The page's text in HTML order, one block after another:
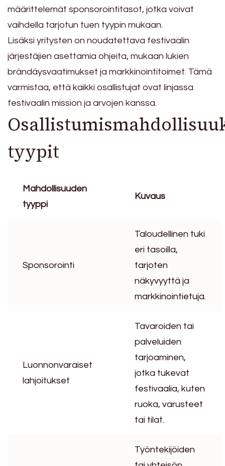
määrittelemät sponsorointitasot, jotka voivat
vaihdella tarjotun tuen tyypin mukaan.
Lisäksi yritysten on noudatettava festivaalin
järjestäjien asettamia ohjeita, mukaan lukien
brändäysvaatimukset ja markkinointitoimet. Tämä
varmistaa, että kaikki osallistujat ovat linjassa
festivaalin mission ja arvojen kanssa.
tyypit
Mahdollisuuden
tyyppi
Kuvaus
Sponsorointi
Taloudellinen tuki
eri tasoilla,
tarjoten
näkyvyyttä ja
markkinointietuja.
Luonnonvaraiset
lahjoitukset
Tavaroiden tai
palveluiden
tarjoaminen,
jotka tukevat
festivaalia, kuten
ruoka, varusteet
tai tilat.
Työntekijöiden